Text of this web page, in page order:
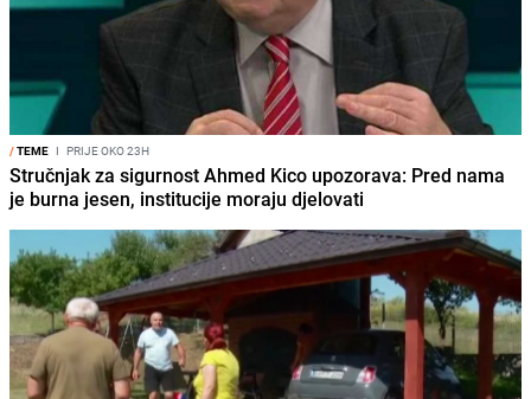
/TEME I PRIJE OKO 23H
Stručnjak za sigurnost Ahmed Kico upozorava: Pred nama
je burna jesen, institucije moraju djelovati